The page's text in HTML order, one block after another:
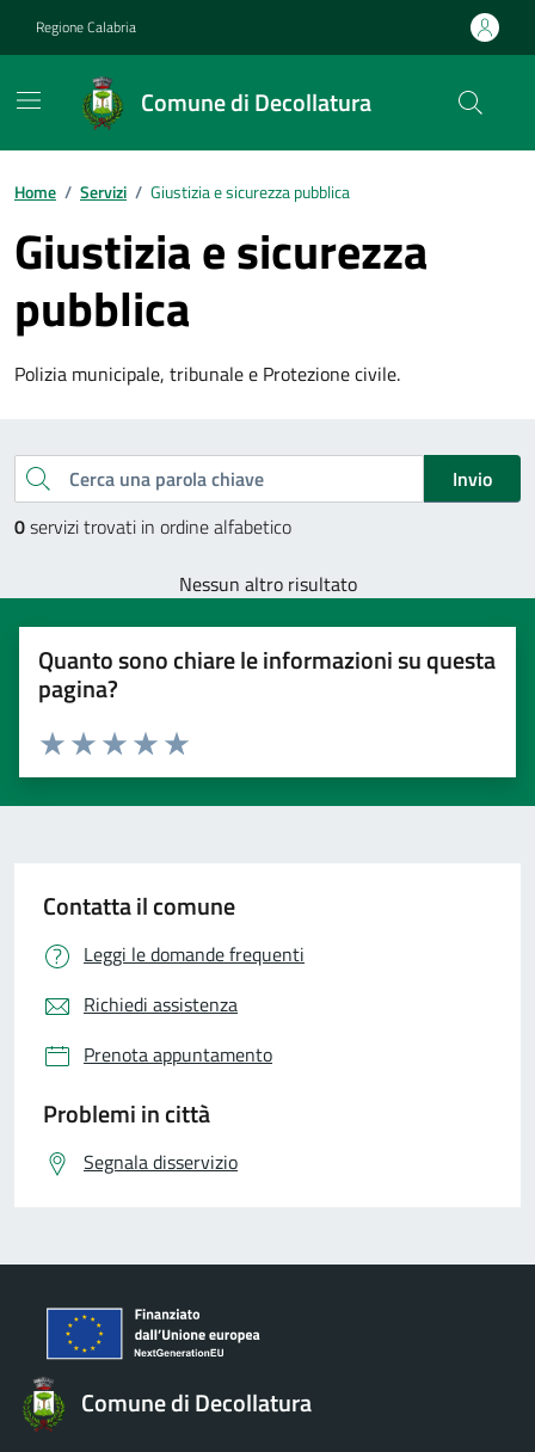
Regione Calabria
Comune di Decollatura
Home / Servizi / Giustizia e sicurezza pubblica
Giustizia e sicurezza
pubblica
Polizia municipale, tribunale e Protezione civile.
Esplora tutti i servizi
Cerca una parola chiave
Invio
0servizi trovati in ordine alfabetico
Nessun altro risultato
Quanto sono chiare le informazioni su questa
pagina?
Valuta 5 stelle su 5
Valuta 4 stelle su 5
Valuta 3 stelle su 5
Valuta 2 stelle su 5
Valuta 1 stelle su 5
Contatta il comune
Leggi le domande frequenti
Richiedi assistenza
Prenota appuntamento
Problemi in città
Segnala disservizio
Comune di Decollatura